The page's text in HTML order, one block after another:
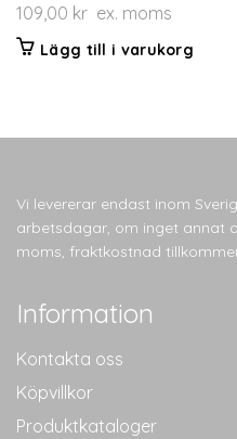
109,00 kr ex. moms
Lägg till i varukorg
Vi levererar endast inom
arbetsdagar, om inget annat
moms, fraktkostnad
Information
Kontakta oss
Köpvillkor
Produktkataloger